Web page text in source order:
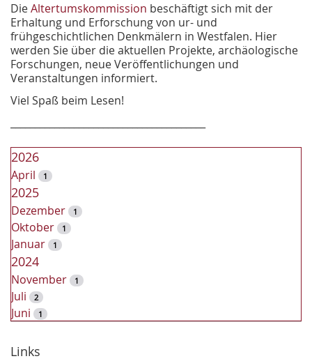
DieAltertumskommission beschäftigt sich mit der
Erhaltung und Erforschung von ur- und
frühgeschichtlichen Denkmälern in Westfalen. Hier
werden Sie über die aktuellen Projekte, archäologische
Forschungen, neue Veröffentlichungen und
Veranstaltungen informiert.
Viel Spaß beim Lesen!
2026
April 1
2025
Dezember 1
Oktober 1
Januar 1
2024
November 1
Juli 2
Juni 1
Dezember
Links